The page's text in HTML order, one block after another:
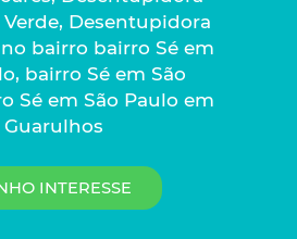
Verde, Desentupidora
bairro bairro Sé em
bairro Sé em São
Sé em São Paulo em
Guarulhos
INTERESSE